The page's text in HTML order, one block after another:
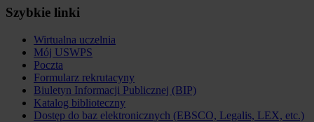
Szybkie linki
Wirtualna uczelnia
Mój USWPS
Poczta
Formularz rekrutacyny
Biuletyn Informacji Publicznej (BIP)
Katalog biblioteczny
Dostęp do baz elektronicznych (EBSCO, Legalis, LEX, etc.)